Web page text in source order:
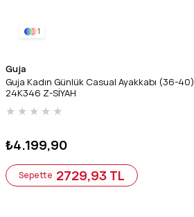
1
Guja
Guja Kadın Günlük Casual Ayakkabı (36-40)
24K346 Z-SİYAH
★ ★ ★ ★ ★
₺4.199,90
Sepette 2729,93 TL